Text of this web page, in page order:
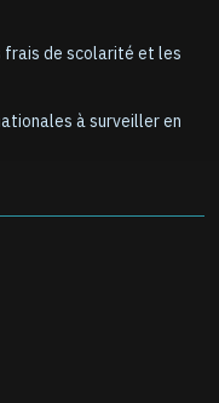
frais de scolarité et les
à surveiller en